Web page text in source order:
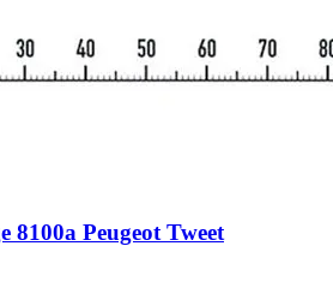
Peugeot Tweet